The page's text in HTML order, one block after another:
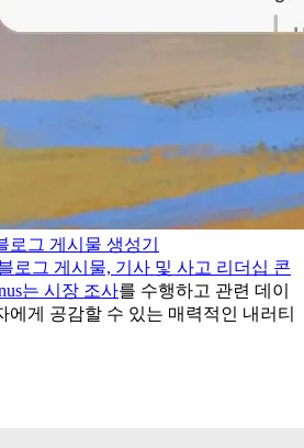
그 게시물 생성기
로그 게시물, 기사 및 사고 리더십 콘
는 시장 조사를 수행하고 관련 데이
에게 공감할 수 있는 매력적인 내러티